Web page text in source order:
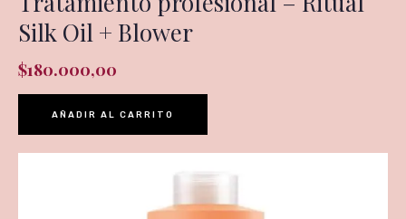
Silk Oil + Blower
$180.000,00
AÑADIR AL CARRITO